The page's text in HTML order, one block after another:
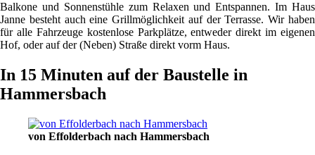
Balkone und Sonnenstühle zum Relaxen und Entspannen. Im Haus
Janne besteht auch eine Grillmöglichkeit auf der Terrasse. Wir haben
für alle Fahrzeuge kostenlose Parkplätze, entweder direkt im eigenen
Hof, oder auf der (Neben) Straße direkt vorm Haus.
In 15 Minuten auf der Baustelle in
Hammersbach
von Effolderbach nach Hammersbach